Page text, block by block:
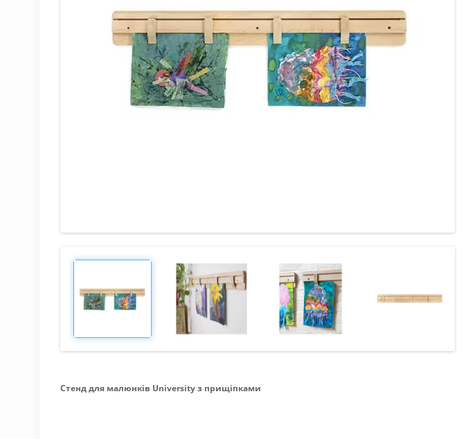
Стенд для малюнків University з прищіпками